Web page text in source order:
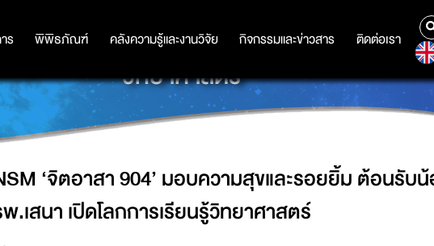
ร พิพิธภัณฑ์ คลังความรู้และงานวิจัย กิจกรรมและข่าวสาร ติดต่อเรา
ร พิพิธภัณฑ์ คลังความรู้และงานวิจัย กิจกรรมและข่าวสาร ติดต่อเรา
และรอยยิ้ม ต้อนรับน้องๆ ผู้ป่วยเด็กจาก รพ.เ
วิทยาศาสตร์
‘จิตอาสา 904’ มอบความสุขและรอยยิ้ม ต้อนรับ
.เสนา เปิดโลกการเรียนรู้วิทยาศาสตร์